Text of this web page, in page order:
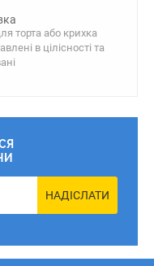
торта або крихка
в цілісності та
НАДІСЛАТИ